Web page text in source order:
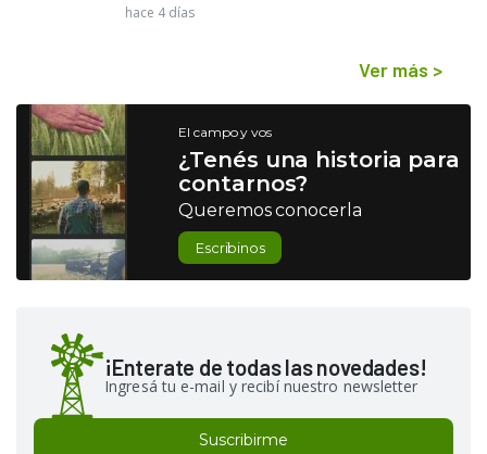
hace 4 días
Ver más >
El campo y vos
¿Tenés una historia para
contarnos?
Queremos conocerla
Escribinos
¡Enterate de todas las novedades!
Ingresá tu e-mail y recibí nuestro newsletter
Suscribirme